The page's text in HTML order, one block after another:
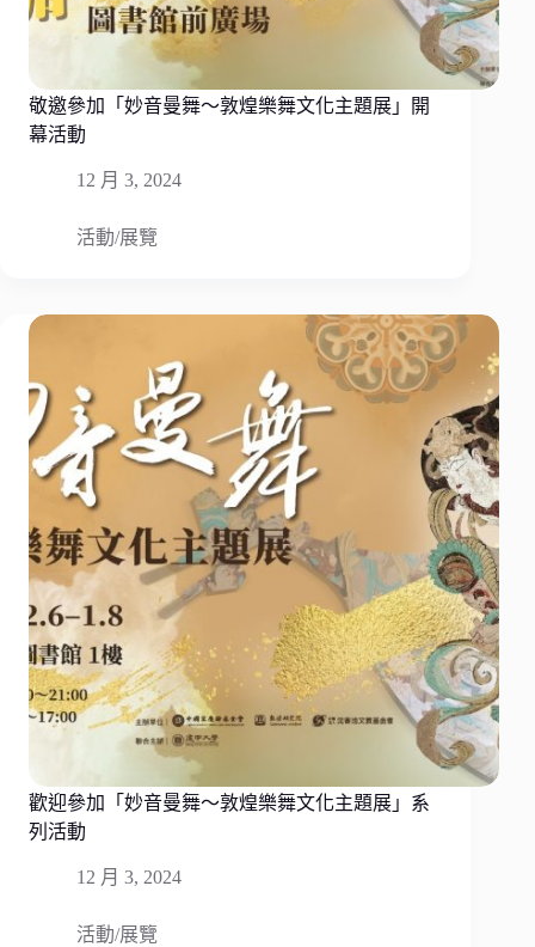
敬邀參加「妙音曼舞～敦煌樂舞文化主題展」開
幕活動
12 月 3, 2024
活動/展覽
歡迎參加「妙音曼舞～敦煌樂舞文化主題展」系
列活動
12 月 3, 2024
活動/展覽